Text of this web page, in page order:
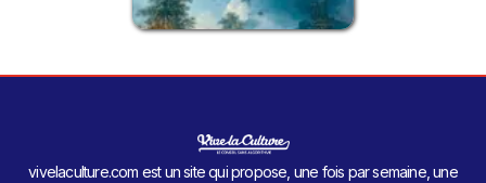
vivelaculture.com est un site qui propose, une fois par semaine, une